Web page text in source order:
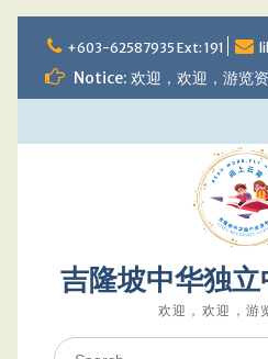
to
content
+603-62587935 Ext: 191
Notice: 欢迎，欢迎，游览
吉隆坡中华独
欢迎，欢迎，游
Search